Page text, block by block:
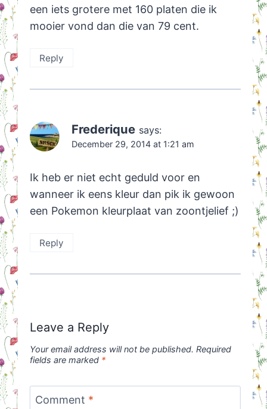
een iets grotere met 160 platen die ik
mooier vond dan die van 79 cent.
Reply
Frederique says:
December 29, 2014 at 1:21 am
Ik heb er niet echt geduld voor en
wanneer ik eens kleur dan pik ik gewoon
een Pokemon kleurplaat van zoontjelief ;)
Reply
Leave a Reply
Your email address will not be published. Required
fields are marked *
Comment *